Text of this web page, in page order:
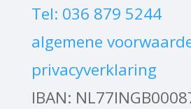
Tel: 036 879 5244
algemene
privacyverklaring
IBAN: